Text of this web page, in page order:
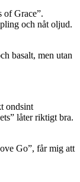
of Grace”.
och nåt oljud.
basalt, men utan
ondsint
låter riktigt bra.
Go”, får mig att